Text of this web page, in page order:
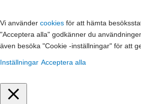
Vi använder cookies för att hämta
"Acceptera alla" godkänner du
även besöka "Cookie -inställningar" för att
Inställningar Acceptera alla